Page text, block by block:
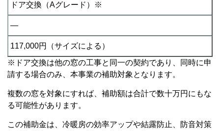
ドア交換（Aグレード）※
―
117,000円（サイズによる）
※ドア交換は他の窓の工事と同一の契約であり、同時に申
請する場合のみ、本事業の補助対象となります。
複数の窓を対象にすれば、補助額は合計で数十万円にもな
る可能性があります。
この補助金は、冷暖房の効率アップや結露防止、防音対策